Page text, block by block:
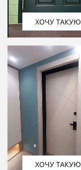
ХОЧУ ТАКУЮ
ХОЧУ ТАКУЮ